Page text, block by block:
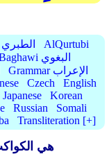
AtTabariy الطبري
AlQurtubi
AlBaghawi البغوي
Grammar الإعراب
Czech
English
Japanese
Korean
Russian
Somali
Transliteration [+]
هي